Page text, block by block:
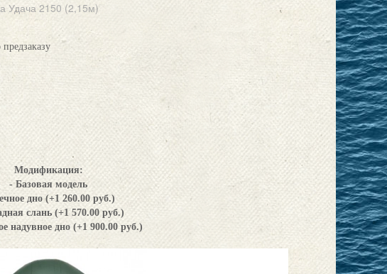
Удача 2150 (2,15м)
предзаказу
Модификация:
- Базовая модель
дно (+1 260.00 руб.)
слань (+1 570.00 руб.)
надувное дно (+1 900.00 руб.)